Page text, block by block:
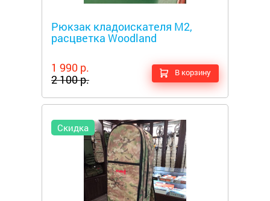
Рюкзак кладоискателя М2,
расцветка Woodland
1 990 р.
2 100 р.
В корзину
Скидка